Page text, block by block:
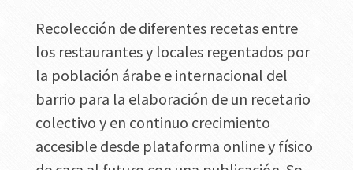
Recolección de diferentes recetas entre
los restaurantes y locales regentados por
la población árabe e internacional del
barrio para la elaboración de un recetario
colectivo y en continuo crecimiento
accesible desde plataforma online y físico